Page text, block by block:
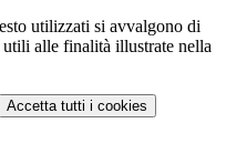
utilizzati si avvalgono di
alle finalità illustrate nella
Accetta tutti i cookies